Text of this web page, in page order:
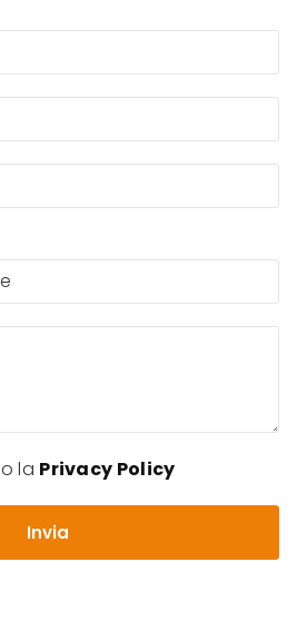
la Privacy Policy
Invia